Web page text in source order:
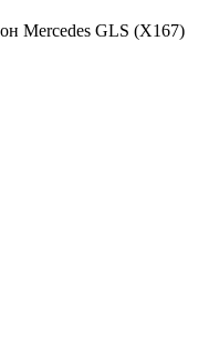
Mercedes GLS (X167)